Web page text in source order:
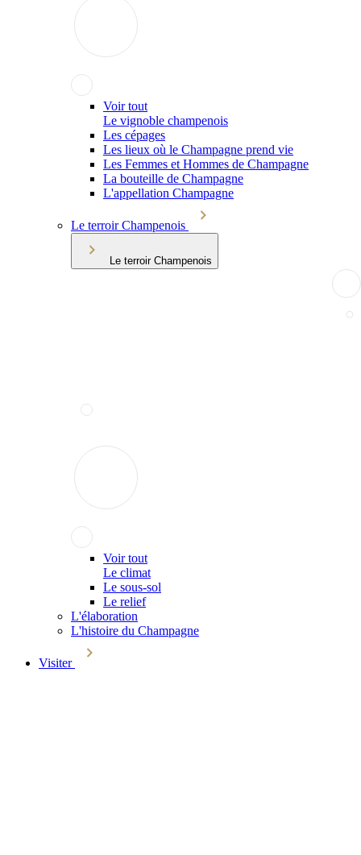
Voir tout
Le vignoble champenois
Les cépages
Les lieux où le Champagne prend vie
Les Femmes et Hommes de Champagne
La bouteille de Champagne
L'appellation Champagne
Le terroir Champenois
Le terroir Champenois
Voir tout
Le climat
Le sous-sol
Le relief
L'élaboration
L'histoire du Champagne
Visiter